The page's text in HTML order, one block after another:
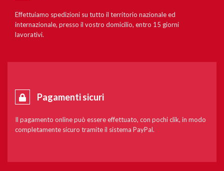
Effettuiamo spedizioni su tutto il territorio nazionale ed
internazionale, presso il vostro domicilio, entro 15 giorni
lavorativi.
Pagamenti sicuri
Il pagamento online può essere effettuato, con pochi clik, in modo
completamente sicuro tramite il sistema PayPal.